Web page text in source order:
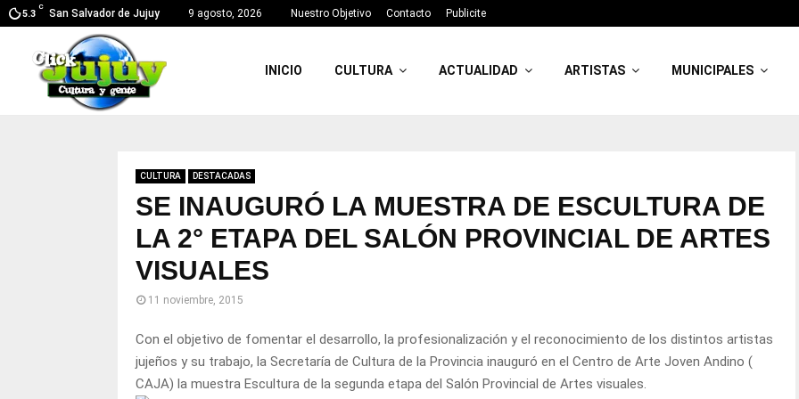
5.3
C
San Salvador de Jujuy 9 agosto, 2026 Nuestro Objetivo Contacto Publicite
INICIO CULTURA ACTUALIDAD ARTISTAS MUNICIPALES
CULTURA DESTACADAS
SE INAUGURÓ LA MUESTRA DE ESCULTURA DE
LA 2° ETAPA DEL SALÓN PROVINCIAL DE ARTES
VISUALES
11 noviembre, 2015
Con el objetivo de fomentar el desarrollo, la profesionalización y el reconocimiento de los distintos artistas
jujeños y su trabajo, la Secretaría de Cultura de la Provincia inauguró en el Centro de Arte Joven Andino (
CAJA) la muestra Escultura de la segunda etapa del Salón Provincial de Artes visuales.